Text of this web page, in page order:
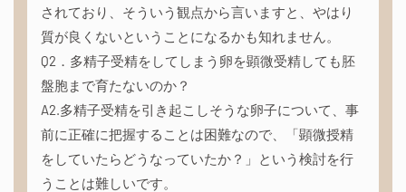
されており、そういう観点から言いますと、やはり
質が良くないということになるかも知れません。
Q2．多精子受精をしてしまう卵を顕微受精しても胚
盤胞まで育たないのか？
A2.多精子受精を引き起こしそうな卵子について、事
前に正確に把握することは困難なので、「顕微授精
をしていたらどうなっていたか？」という検討を行
うことは難しいです。